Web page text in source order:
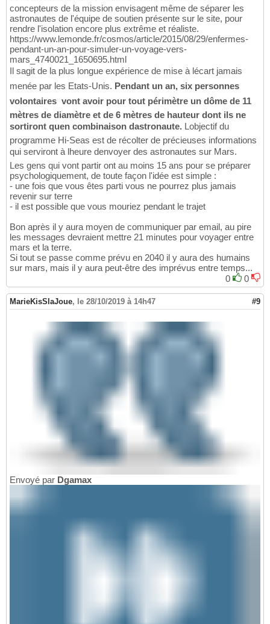
concepteurs de la mission envisagent même de séparer les
astronautes de l'équipe de soutien présente sur le site, pour
rendre l'isolation encore plus extrême et réaliste.
https://www.lemonde.fr/cosmos/article/2015/08/29/enfermes-
pendant-un-an-pour-simuler-un-voyage-vers-
mars_4740021_1650695.html
Il sagit de la plus longue expérience de mise à lécart jamais
menée par les Etats-Unis. Pendant un an, six personnes 
volontaires  vont avoir pour tout périmètre un dôme de 11
mètres de diamètre et de 6 mètres de hauteur dont ils ne
sortiront quen combinaison dastronaute. Lobjectif du
programme Hi-Seas est de récolter de précieuses informations
qui serviront à lheure denvoyer des astronautes sur Mars.
Les gens qui vont partir ont au moins 15 ans pour se préparer
psychologiquement, de toute façon l'idée est simple :
- une fois que vous êtes parti vous ne pourrez plus jamais
revenir sur terre
- il est possible que vous mouriez pendant le trajet
Bon après il y aura moyen de communiquer par email, au pire
les messages devraient mettre 21 minutes pour voyager entre
mars et la terre.
Si tout se passe comme prévu en 2040 il y aura des humains
sur mars, mais il y aura peut-être des imprévus entre temps...
0
0
MarieKisSlaJoue, le 28/10/2019 à 14h47 #9
Envoyé par Dgamax